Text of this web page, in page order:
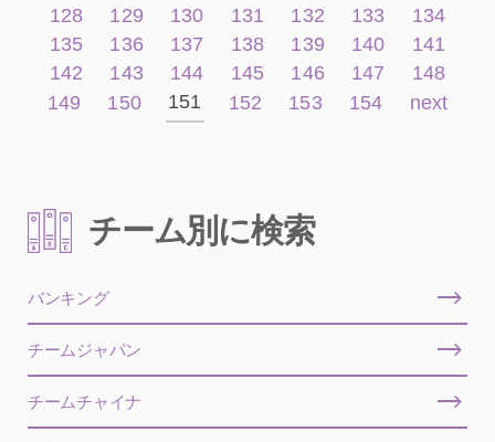
128
129 130 131 132 133
134
135
136 137 138 139 140
141
142
143 144 145 146 147
148
149
150 151 152 153 154 next
チーム別に検索
バンキング
チームジャパン
チームチャイナ